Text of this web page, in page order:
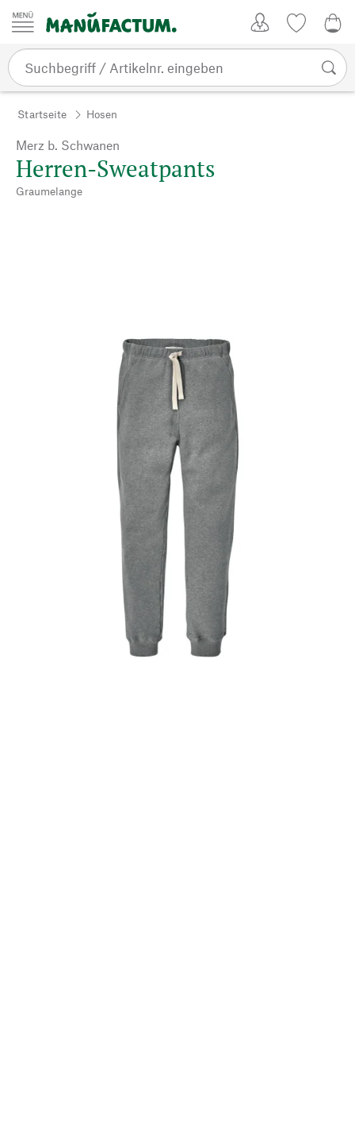
Zum Inhalt springen
Startseite Hosen
Merz b. Schwanen
Herren-Sweatpants
Graumelange